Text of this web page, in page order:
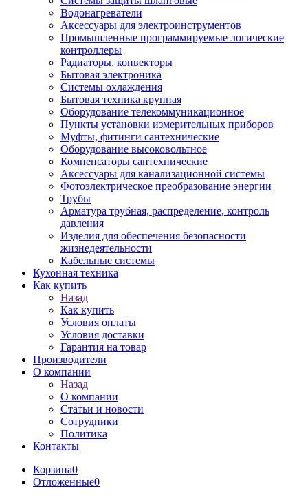
Водонагреватели
Аксессуары для электроинструментов
Промышленные программируемые логические
контроллеры
Радиаторы, конвекторы
Бытовая электроника
Системы охлаждения
Бытовая техника крупная
Оборудование телекоммуникационное
Пункты установки измерительных приборов
Муфты, фитинги сантехнические
Оборудование высоковольтное
Компенсаторы сантехнические
Аксессуары для канализационной системы
Фотоэлектрическое преобразование энергии
Трубы
Арматура трубная, распределение, контроль
давления
Изделия для обеспечения безопасности
жизнедеятельности
Кабельные системы
Кухонная техника
Как купить
Назад
Как купить
Условия оплаты
Условия доставки
Гарантия на товар
Производители
О компании
Назад
О компании
Статьи и новости
Сотрудники
Политика
Контакты
Корзина0
Отложенные0